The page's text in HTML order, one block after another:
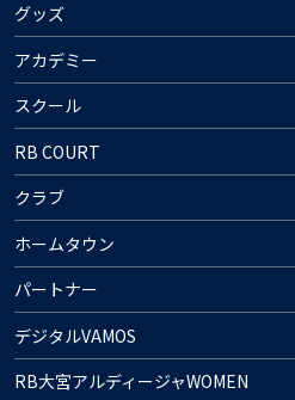
グッズ
アカデミー
スクール
RB COURT
クラブ
ホームタウン
パートナー
デジタルVAMOS
RB大宮アルディージャWOMEN